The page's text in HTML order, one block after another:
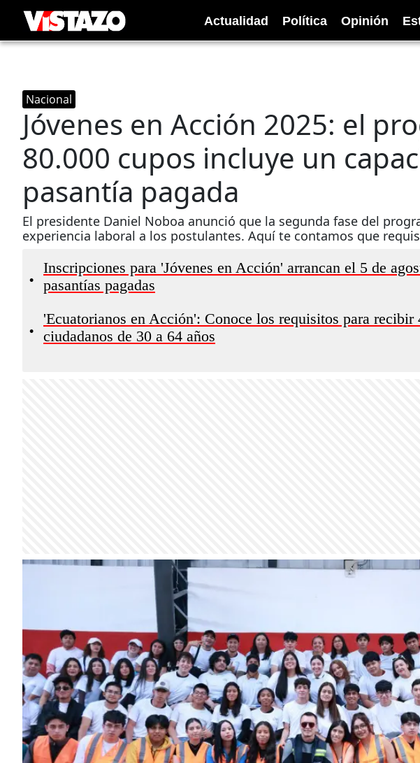
Actualidad Política Opinión
Nacional
Jóvenes en Acción 2025: el
80.000 cupos incluye un
pasantía pagada
El presidente Daniel Noboa anunció que la segunda fase del
experiencia laboral a los postulantes. Aquí te contamos que
•
Inscripciones para 'Jóvenes en Acción' arrancan el 5 de
pasantías pagadas
•
'Ecuatorianos en Acción': Conoce los requisitos para recibir
ciudadanos de 30 a 64 años